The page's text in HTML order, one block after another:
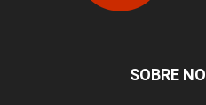
SOBRE